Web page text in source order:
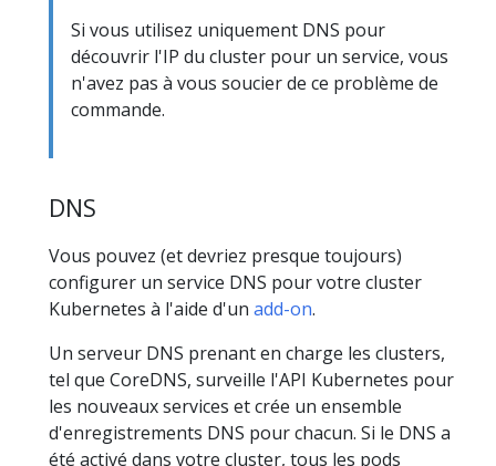
Si vous utilisez uniquement DNS pour
découvrir l'IP du cluster pour un service, vous
n'avez pas à vous soucier de ce problème de
commande.
DNS
Vous pouvez (et devriez presque toujours)
configurer un service DNS pour votre cluster
Kubernetes à l'aide d'un add-on.
Un serveur DNS prenant en charge les clusters,
tel que CoreDNS, surveille l'API Kubernetes pour
les nouveaux services et crée un ensemble
d'enregistrements DNS pour chacun. Si le DNS a
été activé dans votre cluster, tous les pods